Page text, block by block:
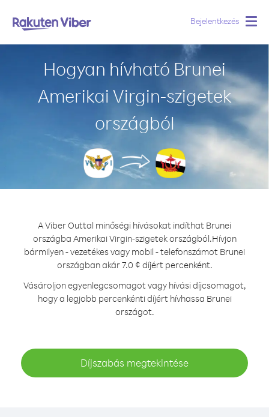
Bejelentkezés
Hogyan hívható Brunei
Amerikai Virgin-szigetek
országból
A Viber Outtal minőségi hívásokat indíthat Brunei
országba Amerikai Virgin-szigetek országból.Hívjon
bármilyen - vezetékes vagy mobil - telefonszámot Brunei
országban akár 7.0 ¢ díjért percenként.
Vásároljon egyenlegcsomagot vagy hívási díjcsomagot,
hogy a legjobb percenkénti díjért hívhassa Brunei
országot.
Díjszabás megtekintése